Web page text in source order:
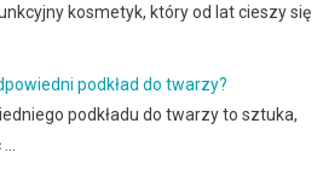
kosmetyk, który od lat cieszy się
podkład do twarzy?
podkładu do twarzy to sztuka,